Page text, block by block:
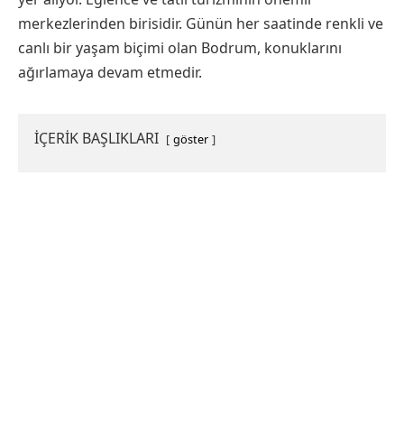
merkezlerinden birisidir. Günün her saatinde renkli ve
canlı bir yaşam biçimi olan Bodrum, konuklarını
ağırlamaya devam etmedir.
İÇERİK BAŞLIKLARI göster